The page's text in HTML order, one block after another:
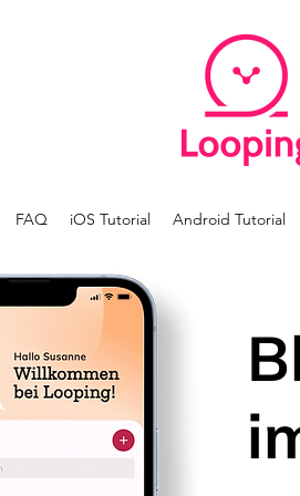
FAQ iOS Tutorial Android Tutorial